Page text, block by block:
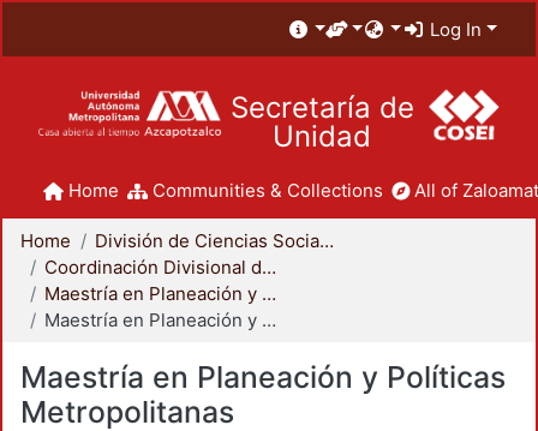
Log In
Secretaría de
Unidad
Home Communities & Collections All of
Home
División de Ciencias Sociales y Humanidades
Coordinación Divisional de Posgrado
Maestría en Planeación y Políticas Metropolitanas
Maestría en Planeación y Políticas Metropolitanas
Maestría en Planeación y Políticas
Metropolitanas